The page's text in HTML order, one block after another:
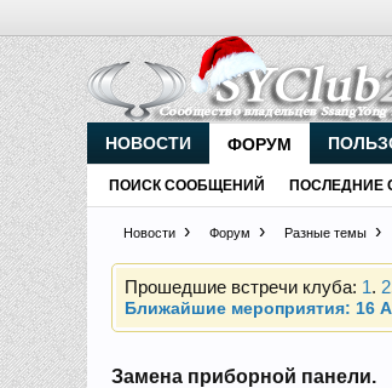
Новости Форум Разные темы
Внимание, новые участники
Основное общение
Прошедшие встречи клуба: 1. 2
Ближайшие мероприятия: 16
Основное общение
Замена приборной панели.
НОВОСТИ ФОРУМ
ПОИСК СООБЩЕНИЙ ПОСЛЕДНИЕ